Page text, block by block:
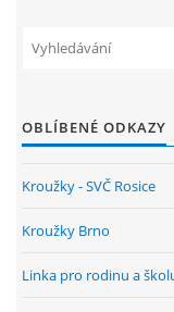
OBLÍBENÉ ODKAZY
Kroužky - SVČ Rosice
Kroužky Brno
Linka pro rodinu a